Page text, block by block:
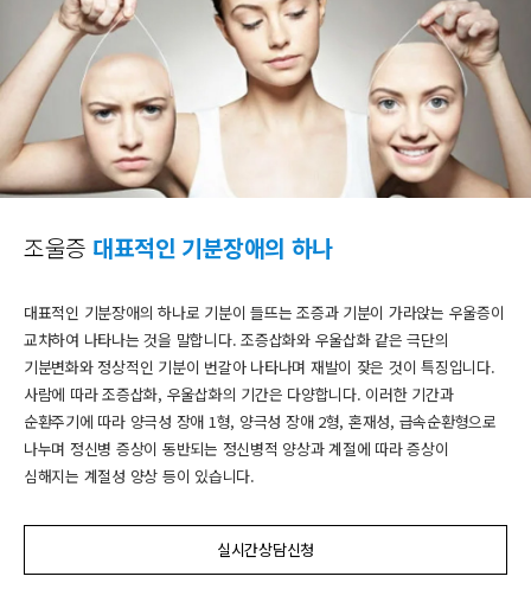
조울증 대표적인 기분장애의 하나
대표적인 기분장애의 하나로 기분이 들뜨는 조증과 기분이 가라앉는 우울증이
교차하여 나타나는 것을 말합니다. 조증삽화와 우울삽화 같은 극단의
기분변화와 정상적인 기분이 번갈아 나타나며 재발이 잦은 것이 특징입니다.
사람에 따라 조증삽화, 우울삽화의 기간은 다양합니다. 이러한 기간과
순환주기에 따라 양극성 장애 1형, 양극성 장애 2형, 혼재성, 급속순환형으로
나누며 정신병 증상이 동반되는 정신병적 양상과 계절에 따라 증상이
심해지는 계절성 양상 등이 있습니다.
실시간상담신청